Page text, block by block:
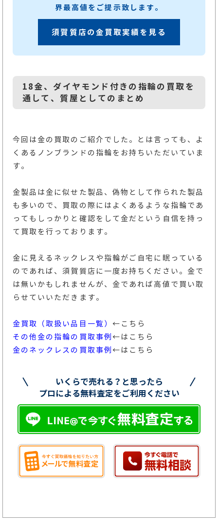
界最高値をご提示致します。
須賀質店の金買取実績を見る
18金、ダイヤモンド付きの指輪の買取を
通して、質屋としてのまとめ
今回は金の買取のご紹介でした。とは言っても、よ
くあるノンブランドの指輪をお持ちいただいていま
す。
金製品は金に似せた製品、偽物として作られた製品
も多いので、買取の際にはよくあるような指輪であ
ってもしっかりと確認をして金だという自信を持っ
て買取を行っております。
金に見えるネックレスや指輪がご自宅に眠っている
のであれば、須賀質店に一度お持ちください。金で
は無いかもしれませんが、金であれば高値で買い取
らせていいただきます。
金買取（取扱い品目一覧） ←こちら
その他金の指輪の買取事例 ←はこちら
金のネックレスの買取事例 ←はこちら
いくらで売れる？と思ったら
プロによる無料査定をご利用ください